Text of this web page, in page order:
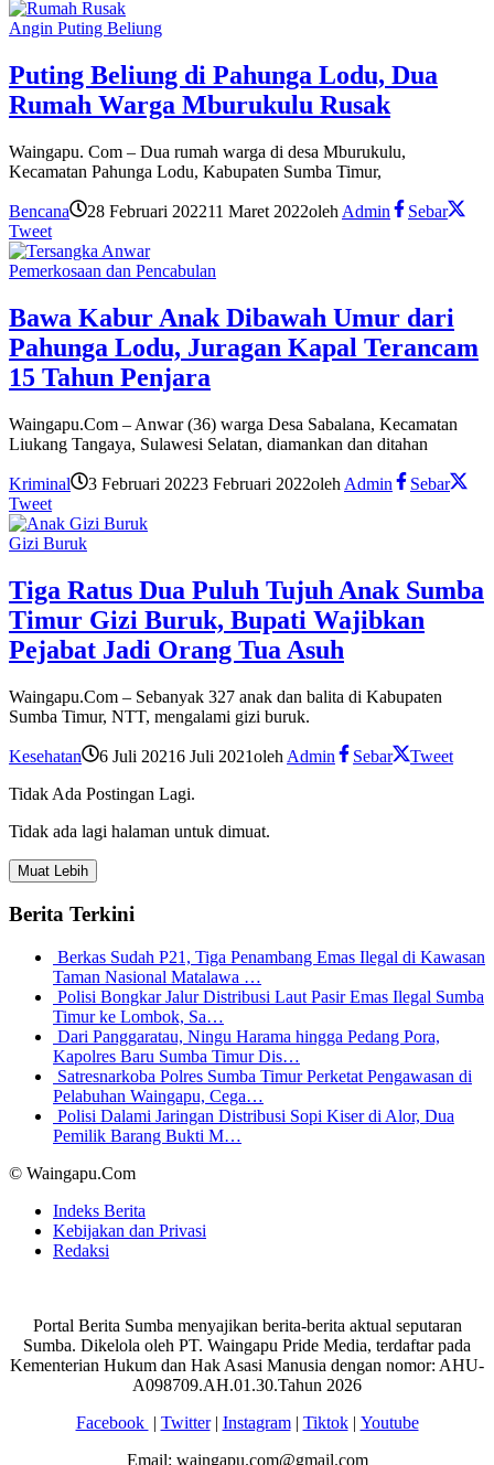
Angin Puting Beliung
Puting Beliung di Pahunga Lodu, Dua
Rumah Warga Mburukulu Rusak
Waingapu. Com – Dua rumah warga di desa Mburukulu,
Kecamatan Pahunga Lodu, Kabupaten Sumba Timur,
Bencana 28 Februari 202211 Maret 2022oleh Admin
Sebar
Tweet
Pemerkosaan dan Pencabulan
Bawa Kabur Anak Dibawah Umur dari
Pahunga Lodu, Juragan Kapal Terancam
15 Tahun Penjara
Waingapu.Com – Anwar (36) warga Desa Sabalana, Kecamatan
Liukang Tangaya, Sulawesi Selatan, diamankan dan ditahan
Kriminal 3 Februari 20223 Februari 2022oleh Admin
Sebar
Tweet
Gizi Buruk
Tiga Ratus Dua Puluh Tujuh Anak Sumba
Timur Gizi Buruk, Bupati Wajibkan
Pejabat Jadi Orang Tua Asuh
Waingapu.Com – Sebanyak 327 anak dan balita di Kabupaten
Sumba Timur, NTT, mengalami gizi buruk.
Kesehatan 6 Juli 20216 Juli 2021oleh Admin Sebar
Tweet
Tidak Ada Postingan Lagi.
Tidak ada lagi halaman untuk dimuat.
Muat Lebih
Berita Terkini
Berkas Sudah P21, Tiga Penambang Emas Ilegal di Kawasan
Taman Nasional Matalawa …
Polisi Bongkar Jalur Distribusi Laut Pasir Emas Ilegal Sumba
Timur ke Lombok, Sa…
Dari Panggaratau, Ningu Harama hingga Pedang Pora,
Kapolres Baru Sumba Timur Dis…
Satresnarkoba Polres Sumba Timur Perketat Pengawasan di
Pelabuhan Waingapu, Cega…
Polisi Dalami Jaringan Distribusi Sopi Kiser di Alor, Dua
Pemilik Barang Bukti M…
© Waingapu.Com
Indeks Berita
Kebijakan dan Privasi
Redaksi
Portal Berita Sumba menyajikan berita-berita aktual seputaran
Sumba. Dikelola oleh PT. Waingapu Pride Media, terdaftar pada
Kementerian Hukum dan Hak Asasi Manusia dengan nomor: AHU-
A098709.AH.01.30.Tahun 2026
Facebook | Twitter| Instagram| Tiktok| Youtube
Email: waingapu.com@gmail.com